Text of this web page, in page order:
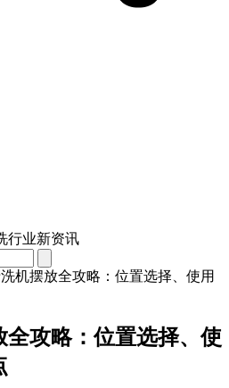
行业新资讯
机摆放全攻略：位置选择、使用
全攻略：位置选择、使